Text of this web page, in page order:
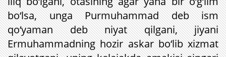
bo‘lsa, unga Purmuhammad deb ism
qo‘yaman deb niyat qilgani, jiyani
Ermuhammadning hozir askar bo‘lib xizmat